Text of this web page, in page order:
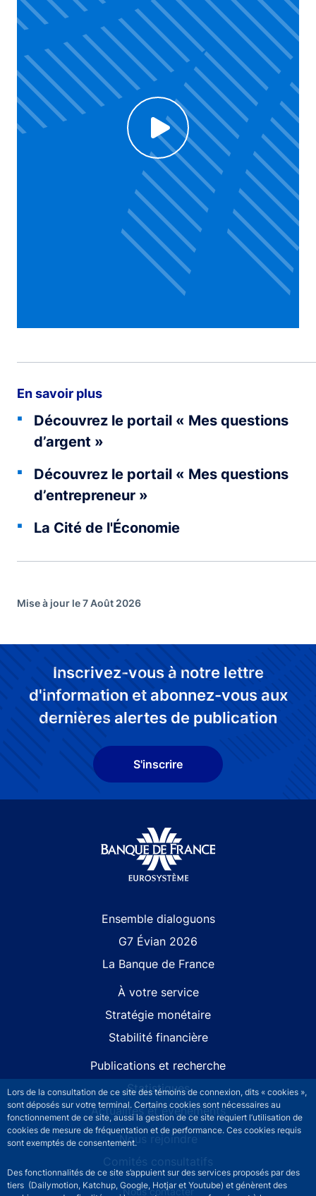
Lors de la consultation de ce site des témoins de connexion, dits « cookies »,
sont déposés sur votre terminal. Certains cookies sont nécessaires au
fonctionnement de ce site, aussi la gestion de ce site requiert l’utilisation de
cookies de mesure de fréquentation et de performance. Ces cookies requis
sont exemptés de consentement.
Des fonctionnalités de ce site s’appuient sur des services proposés par des
tiers (Dailymotion, Katchup, Google, Hotjar et Youtube) et génèrent des
Voir la vidéo
Click to enable Youtube cookies and see content
En savoir plus
Découvrez le portail « Mes questions
d’argent »
Découvrez le portail « Mes questions
d’entrepreneur »
La Cité de l'Économie
Mise à jour le 7 Août 2026
Inscrivez-vous à notre lettre
d'information et abonnez-vous aux
dernières alertes de publication
S'inscrire
Ensemble dialoguons
G7 Évian 2026
La Banque de France
À votre service
Stratégie monétaire
Stabilité financière
Publications et recherche
Statistiques
Actualités et événements
Nous rejoindre
Comités consultatifs
Footer secondary menuNous contacter